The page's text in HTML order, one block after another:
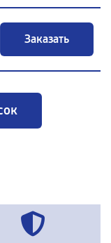
Заказать